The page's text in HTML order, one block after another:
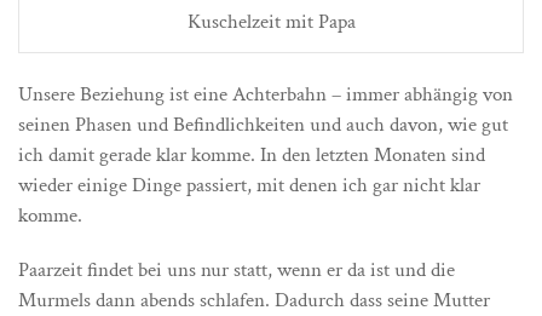
Kuschelzeit mit Papa
Unsere Beziehung ist eine Achterbahn – immer abhängig von
seinen Phasen und Befindlichkeiten und auch davon, wie gut
ich damit gerade klar komme. In den letzten Monaten sind
wieder einige Dinge passiert, mit denen ich gar nicht klar
komme.
Paarzeit findet bei uns nur statt, wenn er da ist und die
Murmels dann abends schlafen. Dadurch dass seine Mutter